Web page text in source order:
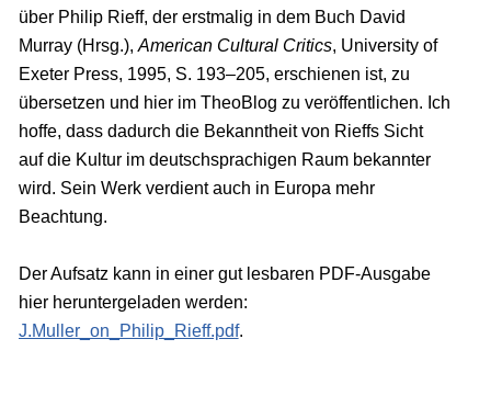
über Philip Rieff, der erstmalig in dem Buch David
Murray (Hrsg.), American Cultural Critics, University of
Exeter Press, 1995, S. 193–205, erschienen ist, zu
übersetzen und hier im TheoBlog zu veröffentlichen. Ich
hoffe, dass dadurch die Bekanntheit von Rieffs Sicht
auf die Kultur im deutschsprachigen Raum bekannter
wird. Sein Werk verdient auch in Europa mehr
Beachtung.
Der Aufsatz kann in einer gut lesbaren PDF-Ausgabe
hier heruntergeladen werden:
J.Muller_on_Philip_Rieff.pdf.